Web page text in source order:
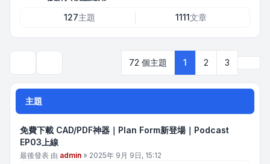
127主題 1111文章
72 個主題 1 2 3
主題
免費下載 CAD/PDF神器｜Plan Form新登場｜Podcast
EP03上線
最後發表 由 admin » 2025年 9月 9日, 15:12